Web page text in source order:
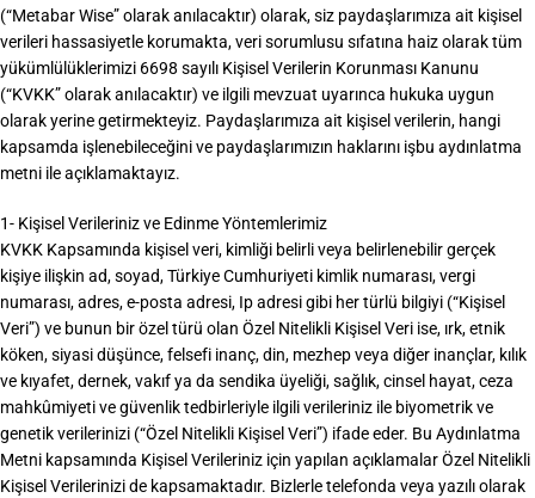
(“Metabar Wise” olarak anılacaktır) olarak, siz paydaşlarımıza ait kişisel
verileri hassasiyetle korumakta, veri sorumlusu sıfatına haiz olarak tüm
yükümlülüklerimizi 6698 sayılı Kişisel Verilerin Korunması Kanunu
(“KVKK” olarak anılacaktır) ve ilgili mevzuat uyarınca hukuka uygun
olarak yerine getirmekteyiz. Paydaşlarımıza ait kişisel verilerin, hangi
kapsamda işlenebileceğini ve paydaşlarımızın haklarını işbu aydınlatma
metni ile açıklamaktayız.
1- Kişisel Verileriniz ve Edinme Yöntemlerimiz
KVKK Kapsamında kişisel veri, kimliği belirli veya belirlenebilir gerçek
kişiye ilişkin ad, soyad, Türkiye Cumhuriyeti kimlik numarası, vergi
numarası, adres, e-posta adresi, Ip adresi gibi her türlü bilgiyi (“Kişisel
Veri”) ve bunun bir özel türü olan Özel Nitelikli Kişisel Veri ise, ırk, etnik
köken, siyasi düşünce, felsefi inanç, din, mezhep veya diğer inançlar, kılık
ve kıyafet, dernek, vakıf ya da sendika üyeliği, sağlık, cinsel hayat, ceza
mahkûmiyeti ve güvenlik tedbirleriyle ilgili verileriniz ile biyometrik ve
genetik verilerinizi (“Özel Nitelikli Kişisel Veri”) ifade eder. Bu Aydınlatma
Metni kapsamında Kişisel Verileriniz için yapılan açıklamalar Özel Nitelikli
Kişisel Verilerinizi de kapsamaktadır. Bizlerle telefonda veya yazılı olarak